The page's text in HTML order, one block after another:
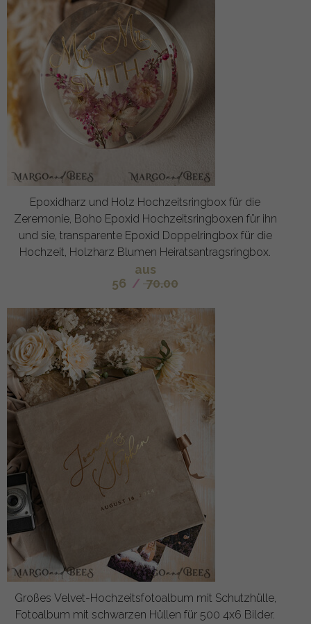
Epoxidharz und Holz Hochzeitsringbox für die
Zeremonie, Boho Epoxid Hochzeitsringboxen für ihn
und sie, transparente Epoxid Doppelringbox für die
Hochzeit, Holzharz Blumen Heiratsantragsringbox.
aus
56 / 70.00
Großes Velvet-Hochzeitsfotoalbum mit Schutzhülle,
Fotoalbum mit schwarzen Hüllen für 500 4x6 Bilder.